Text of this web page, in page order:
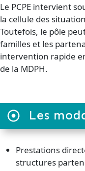
Le PCPE intervient
la cellule des
Toutefois, le pôle
familles et les
intervention rapide
de la MDPH.
Les
Prestations
structures